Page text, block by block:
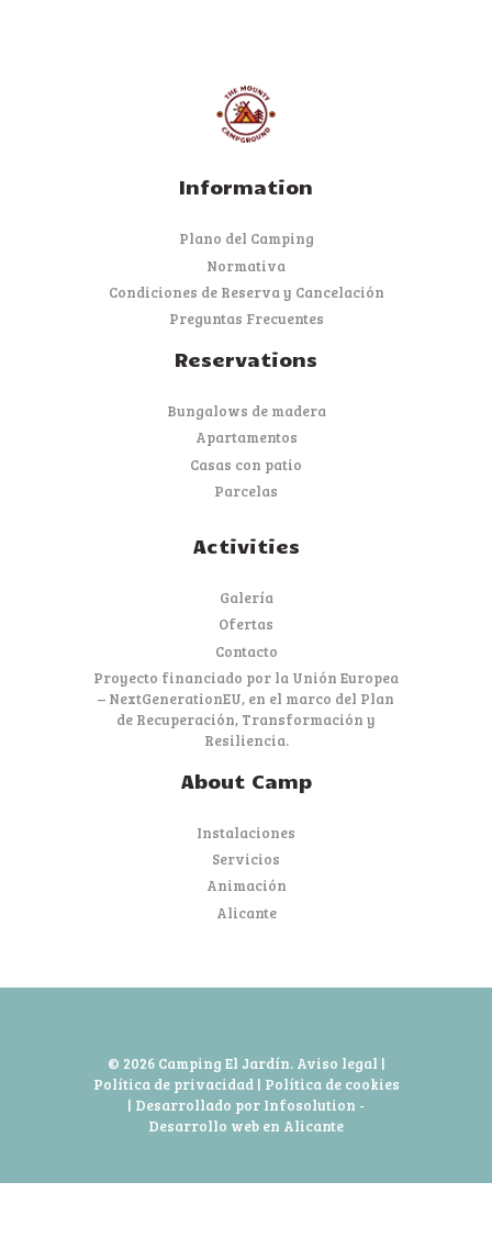
Information
Plano del Camping
Normativa
Condiciones de Reserva y Cancelación
Preguntas Frecuentes
Reservations
Bungalows de madera
Apartamentos
Casas con patio
Parcelas
Activities
Galería
Ofertas
Contacto
Proyecto financiado por la Unión Europea
– NextGenerationEU, en el marco del Plan
de Recuperación, Transformación y
Resiliencia.
About Camp
Instalaciones
Servicios
Animación
Alicante
© 2026 Camping El Jardín. Aviso legal |
Política de privacidad| Política de cookies
| Desarrollado por Infosolution -
Desarrollo web en Alicante